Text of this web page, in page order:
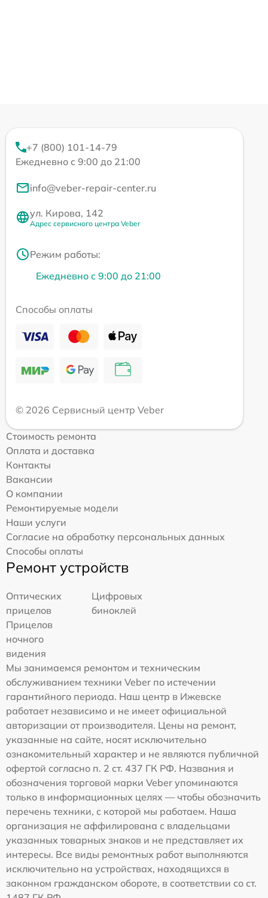
+7 (800) 101-14-79
Ежедневно с 9:00 до 21:00
info@veber-repair-center.ru
ул. Кирова, 142
Адрес сервисного центра Veber
Режим работы:
Ежедневно с 9:00 до 21:00
Способы оплаты
© 2026 Сервисный центр Veber
Стоимость ремонта
Оплата и доставка
Контакты
Вакансии
О компании
Ремонтируемые модели
Наши услуги
Согласие на обработку персональных данных
Способы оплаты
Ремонт устройств
Оптических
прицелов
Цифровых
биноклей
Прицелов
ночного
видения
Мы занимаемся ремонтом и техническим
обслуживанием техники Veber по истечении
гарантийного периода. Наш центр в Ижевске
работает независимо и не имеет официальной
авторизации от производителя. Цены на ремонт,
указанные на сайте, носят исключительно
ознакомительный характер и не являются публичной
офертой согласно п. 2 ст. 437 ГК РФ. Названия и
обозначения торговой марки Veber упоминаются
только в информационных целях — чтобы обозначить
перечень техники, с которой мы работаем. Наша
организация не аффилирована с владельцами
указанных товарных знаков и не представляет их
интересы. Все виды ремонтных работ выполняются
исключительно на устройствах, находящихся в
законном гражданском обороте, в соответствии со ст.